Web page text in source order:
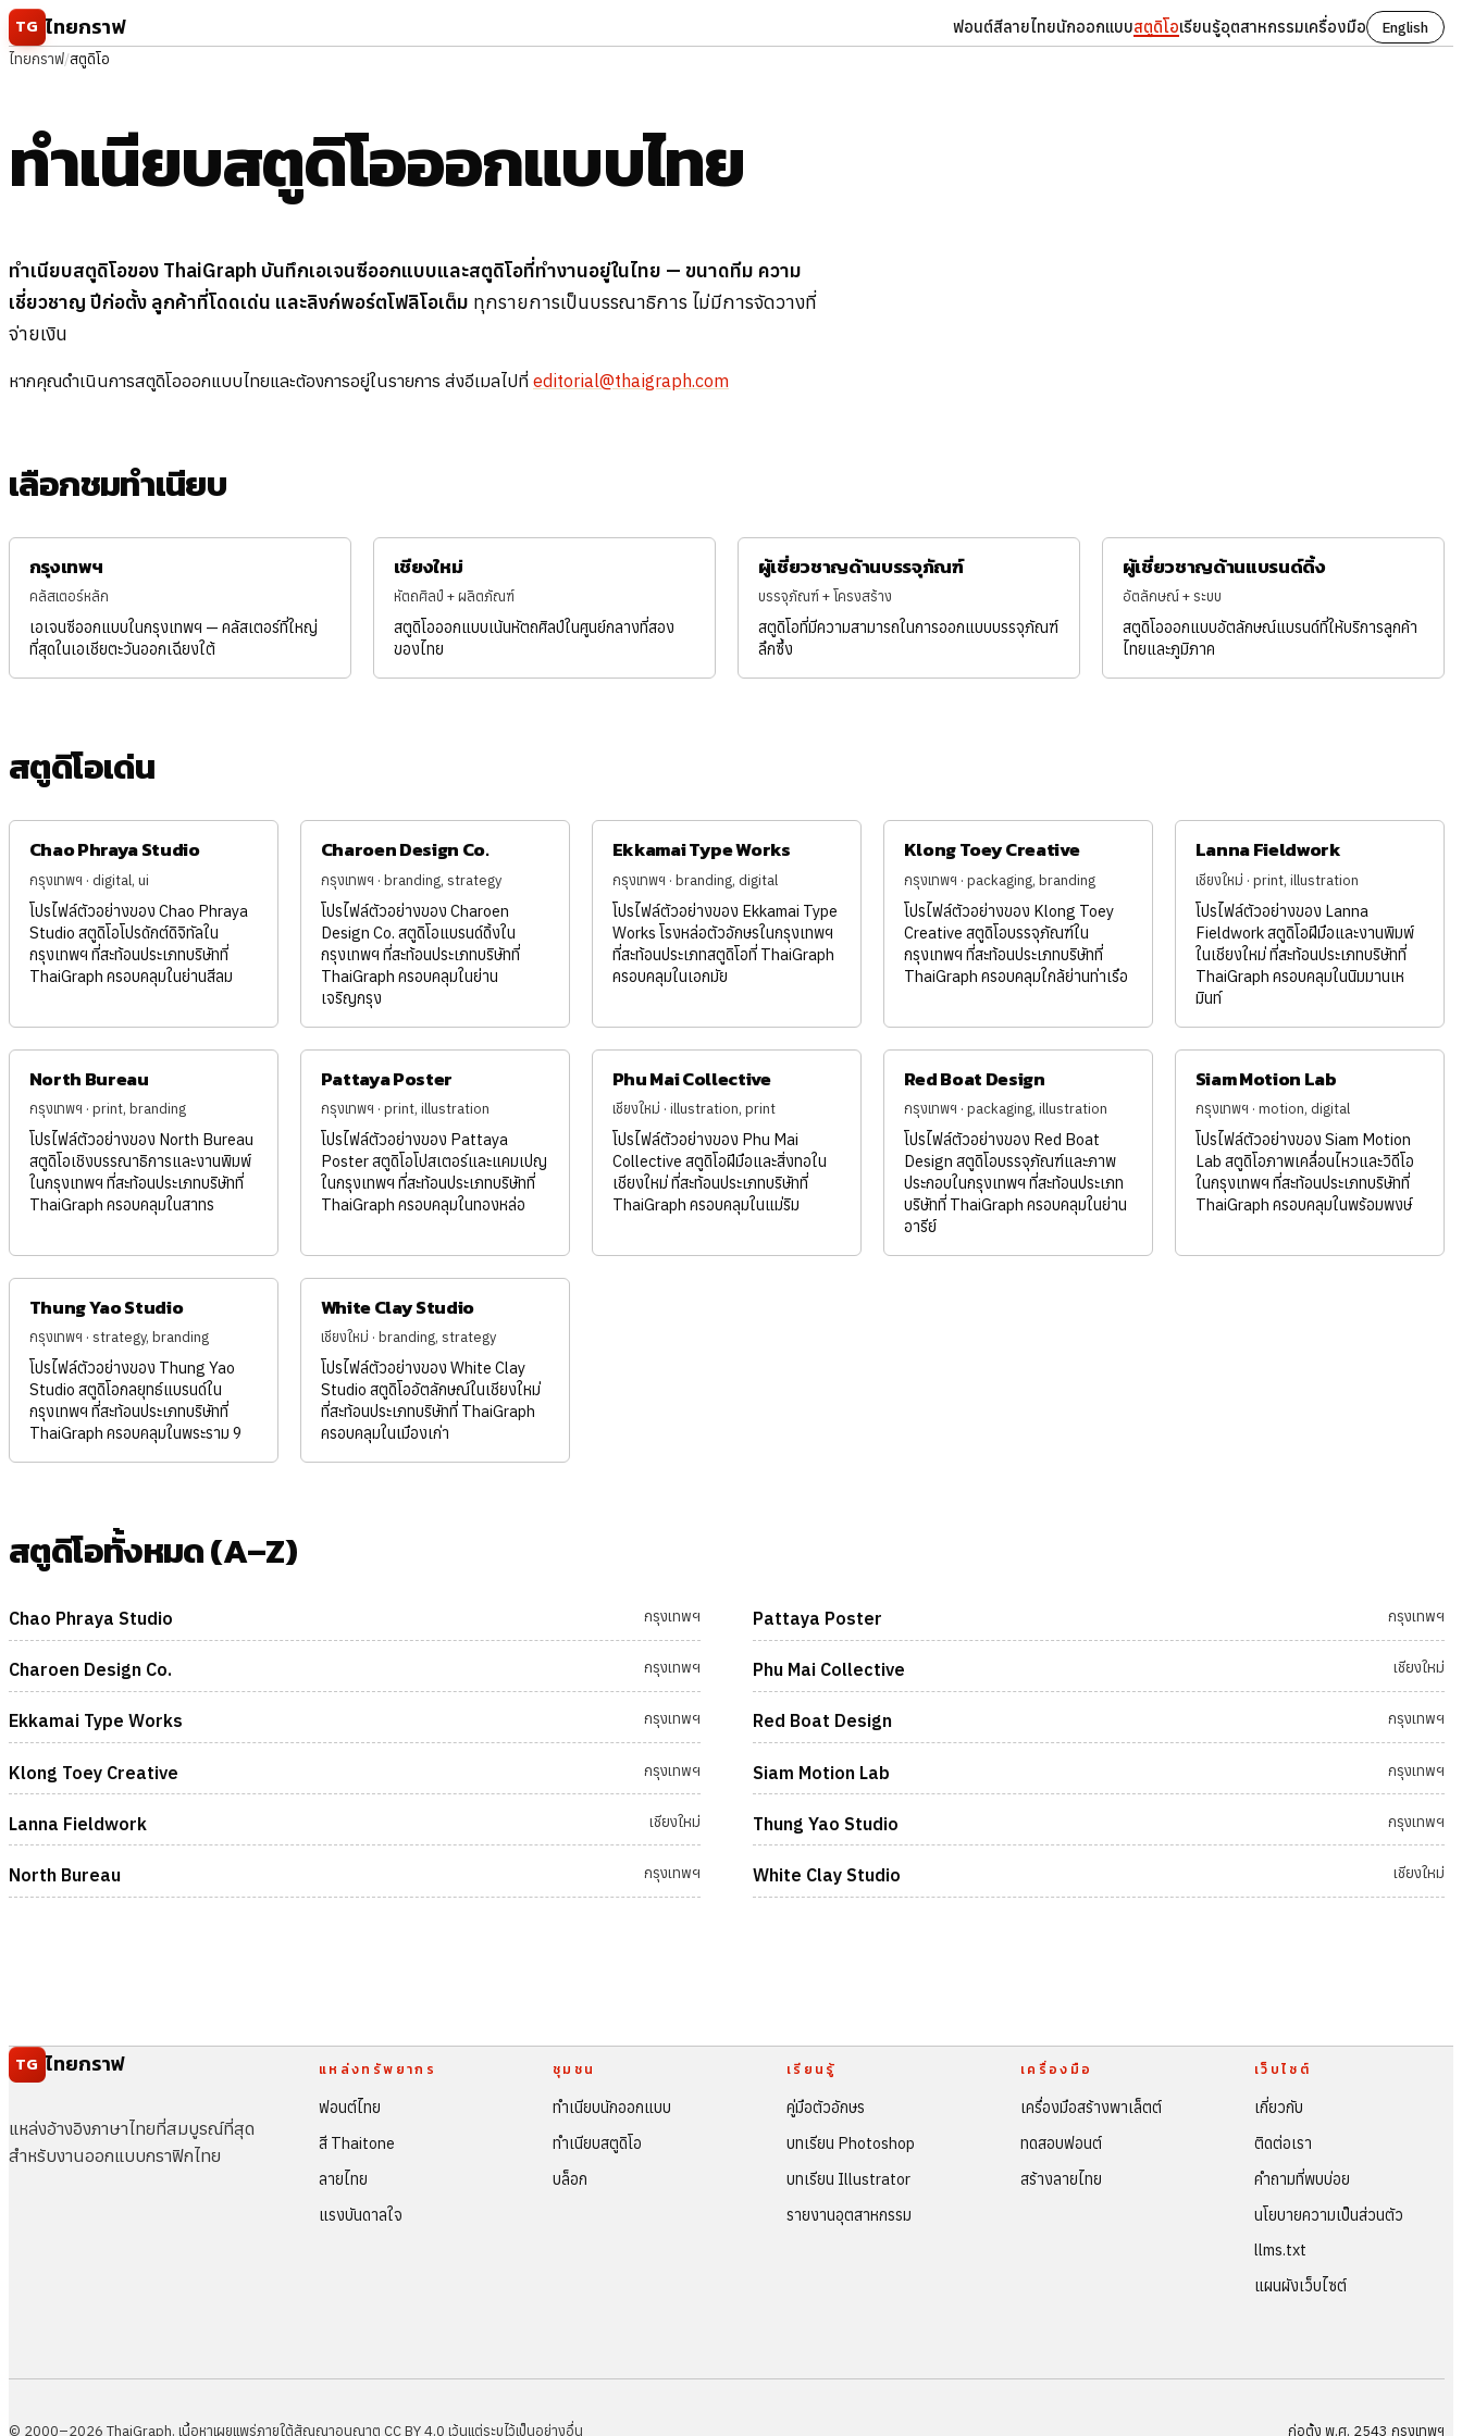
ข้ามไปยังเนื้อหา
TG ไทยกราฟ ฟอนต์สีลายไทยนักออกแบบสตูดิโอเรียนรู้อุตสาหกรรมเครื่องมือ
English
ไทยกราฟ/สตูดิโอ
ทำเนียบสตูดิโอออกแบบไทย
ทำเนียบสตูดิโอของ ThaiGraph บันทึกเอเจนซีออกแบบและสตูดิโอที่ทำงานอยู่ในไทย — ขนาดทีม ความ
เชี่ยวชาญ ปีก่อตั้ง ลูกค้าที่โดดเด่น และลิงก์พอร์ตโฟลิโอเต็ม ทุกรายการเป็นบรรณาธิการ ไม่มีการจัดวางที่
จ่ายเงิน
หากคุณดำเนินการสตูดิโอออกแบบไทยและต้องการอยู่ในรายการ ส่งอีเมลไปที่ editorial@thaigraph.com
เลือกชมทำเนียบ
กรุงเทพฯ
คลัสเตอร์หลัก
เอเจนซีออกแบบในกรุงเทพฯ — คลัสเตอร์ที่ใหญ่
ที่สุดในเอเชียตะวันออกเฉียงใต้
เชียงใหม่
หัตถศิลป์ + ผลิตภัณฑ์
สตูดิโอออกแบบเน้นหัตถศิลป์ในศูนย์กลางที่สอง
ของไทย
ผู้เชี่ยวชาญด้านบรรจุภัณฑ์
บรรจุภัณฑ์ + โครงสร้าง
สตูดิโอที่มีความสามารถในการออกแบบบรรจุภัณฑ์
ลึกซึ้ง
ผู้เชี่ยวชาญด้านแบรนด์ดิ้ง
อัตลักษณ์ + ระบบ
สตูดิโอออกแบบอัตลักษณ์แบรนด์ที่ให้บริการลูกค้า
ไทยและภูมิภาค
สตูดิโอเด่น
Chao Phraya Studio
กรุงเทพฯ · digital, ui
โปรไฟล์ตัวอย่างของ Chao Phraya
Studio สตูดิโอโปรดักต์ดิจิทัลใน
กรุงเทพฯ ที่สะท้อนประเภทบริษัทที่
ThaiGraph ครอบคลุมในย่านสีลม
Charoen Design Co.
กรุงเทพฯ · branding, strategy
โปรไฟล์ตัวอย่างของ Charoen
Design Co. สตูดิโอแบรนด์ดิ้งใน
กรุงเทพฯ ที่สะท้อนประเภทบริษัทที่
ThaiGraph ครอบคลุมในย่าน
เจริญกรุง
Ekkamai Type Works
กรุงเทพฯ · branding, digital
โปรไฟล์ตัวอย่างของ Ekkamai Type
Works โรงหล่อตัวอักษรในกรุงเทพฯ
ที่สะท้อนประเภทสตูดิโอที่ ThaiGraph
ครอบคลุมในเอกมัย
Klong Toey Creative
กรุงเทพฯ · packaging, branding
โปรไฟล์ตัวอย่างของ Klong Toey
Creative สตูดิโอบรรจุภัณฑ์ใน
กรุงเทพฯ ที่สะท้อนประเภทบริษัทที่
ThaiGraph ครอบคลุมใกล้ย่านท่าเรือ
Lanna Fieldwork
เชียงใหม่ · print, illustration
โปรไฟล์ตัวอย่างของ Lanna
Fieldwork สตูดิโอฝีมือและงานพิมพ์
ในเชียงใหม่ ที่สะท้อนประเภทบริษัทที่
ThaiGraph ครอบคลุมในนิมมานเห
มินท์
North Bureau
กรุงเทพฯ · print, branding
โปรไฟล์ตัวอย่างของ North Bureau
สตูดิโอเชิงบรรณาธิการและงานพิมพ์
ในกรุงเทพฯ ที่สะท้อนประเภทบริษัทที่
ThaiGraph ครอบคลุมในสาทร
Pattaya Poster
กรุงเทพฯ · print, illustration
โปรไฟล์ตัวอย่างของ Pattaya
Poster สตูดิโอโปสเตอร์และแคมเปญ
ในกรุงเทพฯ ที่สะท้อนประเภทบริษัทที่
ThaiGraph ครอบคลุมในทองหล่อ
Phu Mai Collective
เชียงใหม่ · illustration, print
โปรไฟล์ตัวอย่างของ Phu Mai
Collective สตูดิโอฝีมือและสิ่งทอใน
เชียงใหม่ ที่สะท้อนประเภทบริษัทที่
ThaiGraph ครอบคลุมในแม่ริม
Red Boat Design
กรุงเทพฯ · packaging, illustration
โปรไฟล์ตัวอย่างของ Red Boat
Design สตูดิโอบรรจุภัณฑ์และภาพ
ประกอบในกรุงเทพฯ ที่สะท้อนประเภท
บริษัทที่ ThaiGraph ครอบคลุมในย่าน
อารีย์
Siam Motion Lab
กรุงเทพฯ · motion, digital
โปรไฟล์ตัวอย่างของ Siam Motion
Lab สตูดิโอภาพเคลื่อนไหวและวิดีโอ
ในกรุงเทพฯ ที่สะท้อนประเภทบริษัทที่
ThaiGraph ครอบคลุมในพร้อมพงษ์
Thung Yao Studio
กรุงเทพฯ · strategy, branding
โปรไฟล์ตัวอย่างของ Thung Yao
Studio สตูดิโอกลยุทธ์แบรนด์ใน
กรุงเทพฯ ที่สะท้อนประเภทบริษัทที่
ThaiGraph ครอบคลุมในพระราม 9
White Clay Studio
เชียงใหม่ · branding, strategy
โปรไฟล์ตัวอย่างของ White Clay
Studio สตูดิโออัตลักษณ์ในเชียงใหม่
ที่สะท้อนประเภทบริษัทที่ ThaiGraph
ครอบคลุมในเมืองเก่า
สตูดิโอทั้งหมด (A–Z)
Chao Phraya Studio กรุงเทพฯ
Charoen Design Co. กรุงเทพฯ
Ekkamai Type Works กรุงเทพฯ
Klong Toey Creative กรุงเทพฯ
Lanna Fieldwork เชียงใหม่
North Bureau กรุงเทพฯ
Pattaya Poster กรุงเทพฯ
Phu Mai Collective เชียงใหม่
Red Boat Design กรุงเทพฯ
Siam Motion Lab กรุงเทพฯ
Thung Yao Studio กรุงเทพฯ
White Clay Studio เชียงใหม่
TG ไทยกราฟ
แหล่งอ้างอิงภาษาไทยที่สมบูรณ์ที่สุด
สำหรับงานออกแบบกราฟิกไทย
แหล่งทรัพยากร
ฟอนต์ไทย
สี Thaitone
ลายไทย
แรงบันดาลใจ
ชุมชน
ทำเนียบนักออกแบบ
ทำเนียบสตูดิโอ
บล็อก
เรียนรู้
คู่มือตัวอักษร
บทเรียน Photoshop
บทเรียน Illustrator
รายงานอุตสาหกรรม
เครื่องมือ
เครื่องมือสร้างพาเล็ตต์
ทดสอบฟอนต์
สร้างลายไทย
เว็บไซต์
เกี่ยวกับ
ติดต่อเรา
คำถามที่พบบ่อย
นโยบายความเป็นส่วนตัว
llms.txt
แผนผังเว็บไซต์
© 2000–2026 ThaiGraph. เนื้อหาเผยแพร่ภายใต้สัญญาอนุญาต CC BY 4.0 เว้นแต่ระบุไว้เป็นอย่างอื่น ก่อตั้ง พ.ศ. 2543 กรุงเทพฯ